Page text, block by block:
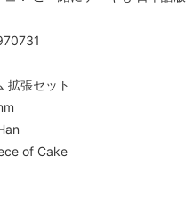
拡張セット
of Cake